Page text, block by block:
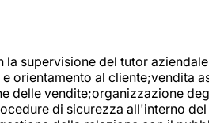
supervisione del tutor
orientamento al cliente;vendita
delle vendite;organizzazione
di sicurezza all'interno